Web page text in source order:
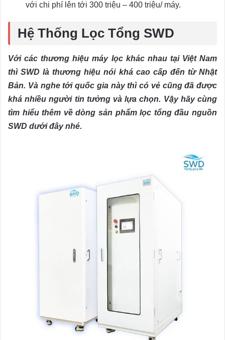
với chi phí lên tới 300 triệu – 400 triệu/ máy.
Hệ Thống Lọc Tổng SWD
Với các thương hiệu máy lọc khác nhau tại Việt Nam
thì SWD là thương hiệu nói khá cao cấp đến từ Nhật
Bản. Và nghe tới quốc gia này thì có vẻ cũng đã được
khá nhiều người tin tưởng và lựa chọn. Vậy hãy cùng
tìm hiểu thêm về dòng sản phẩm lọc tổng đầu nguồn
SWD dưới đây nhé.